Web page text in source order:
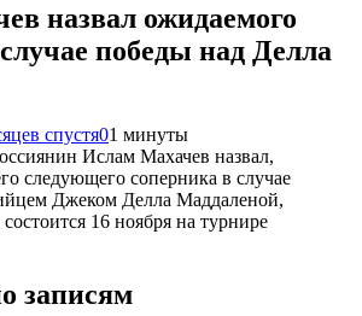
назвал ожидаемого
победы над Делла
спустя01 минуты
Ислам Махачев назвал,
следующего соперника в случае
Джеком Делла Маддаленой,
16 ноября на турнире
записям